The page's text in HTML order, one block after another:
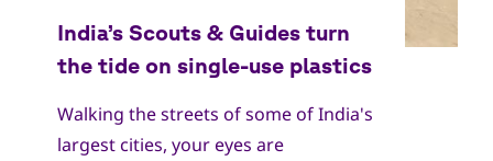
Walking the streets of some of India's
largest cities, your eyes are